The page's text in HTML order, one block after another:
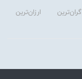
گران‌ترین ارزان‌ترین